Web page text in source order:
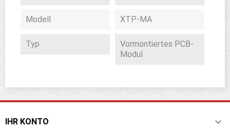
Modell XTP-MA
Typ
Vormontiertes PCB-
Modul
IHR KONTO 